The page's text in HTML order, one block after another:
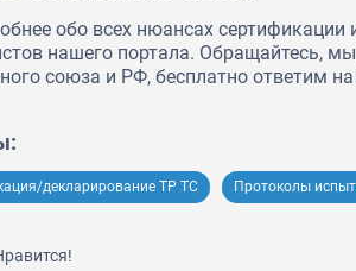
обо всех нюансах
нашего портала. Обращайтесь,
союза и РФ, бесплатно ответим
декларирование ТР ТС Протоколы